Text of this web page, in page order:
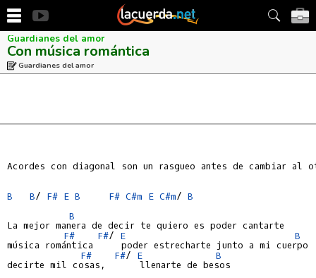
Guardianes del amor
Con música romántica
Guardianes del amor
Acordes con diagonal son un rasgueo antes de cambiar al
B B/ F# E B F# C#m E C#m/ B
B
La mejor manera de decir te quiero es poder cantarte
F#
F#/ E
B
música romántica     poder estrecharte junto a mi cuerpo
F#
F#/ E
B
decirte mil cosas,      llenarte de besos